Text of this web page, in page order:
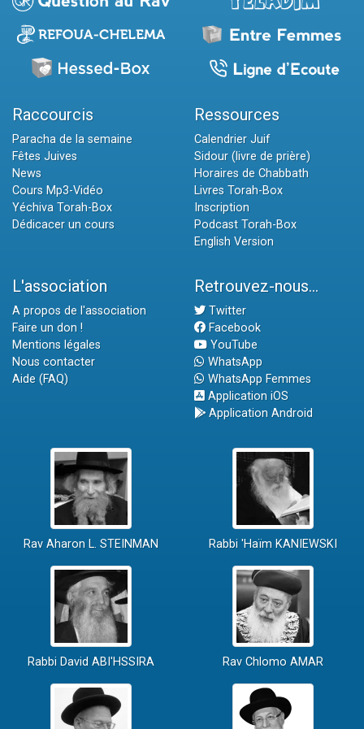
Raccourcis
Paracha de la semaine
Fêtes Juives
News
Cours Mp3-Vidéo
Yéchiva Torah-Box
Dédicacer un cours
Ressources
Calendrier Juif
Sidour (livre de prière)
Horaires de Chabbath
Livres Torah-Box
Inscription
Podcast Torah-Box
English Version
L'association
A propos de l'association
Faire un don !
Mentions légales
Nous contacter
Aide (FAQ)
Retrouvez-nous...
Twitter
Facebook
YouTube
WhatsApp
WhatsApp Femmes
Application iOS
Application Android
Rav Aharon L. STEINMAN Rabbi 'Haïm KANIEWSKI
Rabbi David ABI'HSSIRA Rav Chlomo AMAR